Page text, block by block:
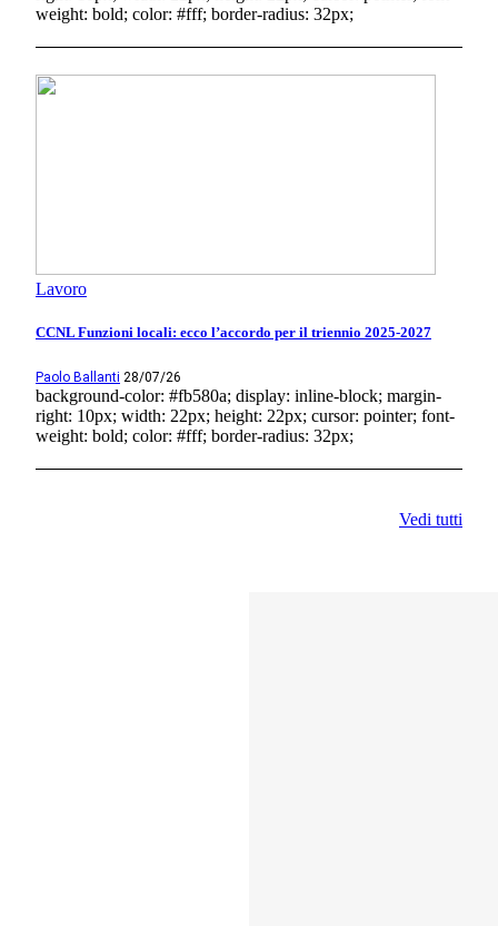
weight: bold; color: #fff; border-radius: 32px;
Lavoro
CCNL Funzioni locali: ecco l’accordo per il triennio 2025-2027
Paolo Ballanti 28/07/26
background-color: #fb580a; display: inline-block; margin-
right: 10px; width: 22px; height: 22px; cursor: pointer; font-
weight: bold; color: #fff; border-radius: 32px;
Vedi tutti